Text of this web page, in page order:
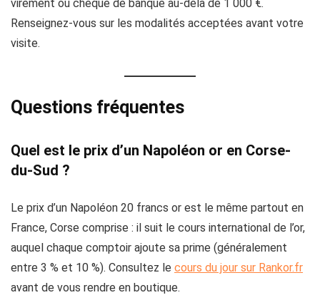
virement ou chèque de banque au-delà de 1 000 €.
Renseignez-vous sur les modalités acceptées avant votre
visite.
Questions fréquentes
Quel est le prix d’un Napoléon or en Corse-
du-Sud ?
Le prix d’un Napoléon 20 francs or est le même partout en
France, Corse comprise : il suit le cours international de l’or,
auquel chaque comptoir ajoute sa prime (généralement
entre 3 % et 10 %). Consultez le cours du jour sur Rankor.fr
avant de vous rendre en boutique.